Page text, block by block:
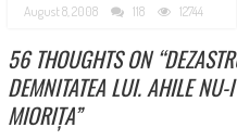
August 8, 2008 118 12744
56 THOUGHTS ON “
DEMNITATEA LUI. AHILE
MIORIȚA”